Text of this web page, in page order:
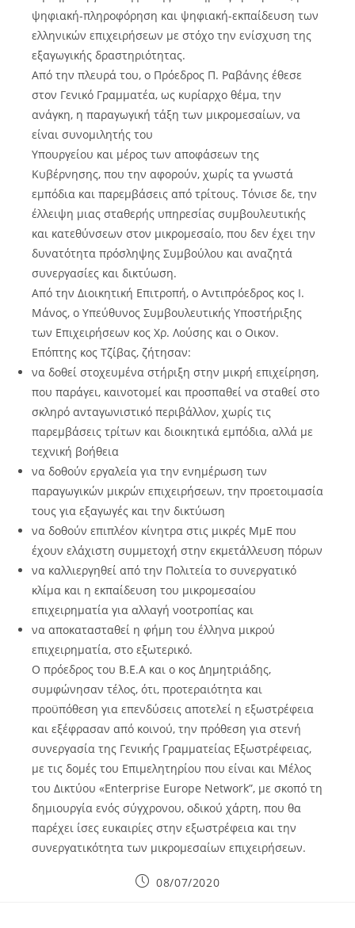
ψηφιακή-πληροφόρηση και ψηφιακή-εκπαίδευση των
ελληνικών επιχειρήσεων με στόχο την ενίσχυση της
εξαγωγικής δραστηριότητας.
Από την πλευρά του, ο Πρόεδρος Π. Ραβάνης έθεσε
στον Γενικό Γραμματέα, ως κυρίαρχο θέμα, την
ανάγκη, η παραγωγική τάξη των μικρομεσαίων, να
είναι συνομιλητής του
Υπουργείου και μέρος των αποφάσεων της
Κυβέρνησης, που την αφορούν, χωρίς τα γνωστά
εμπόδια και παρεμβάσεις από τρίτους. Τόνισε δε, την
έλλειψη μιας σταθερής υπηρεσίας συμβουλευτικής
και κατεθύνσεων στον μικρομεσαίο, που δεν έχει την
δυνατότητα πρόσληψης Συμβούλου και αναζητά
συνεργασίες και δικτύωση.
Από την Διοικητική Επιτροπή, ο Αντιπρόεδρος κος Ι.
Μάνος, ο Υπεύθυνος Συμβουλευτικής Υποστήριξης
των Επιχειρήσεων κος Χρ. Λούσης και ο Οικον.
Επόπτης κος Τζίβας, ζήτησαν:
να δοθεί στοχευμένα στήριξη στην μικρή επιχείρηση,
που παράγει, καινοτομεί και προσπαθεί να σταθεί στο
σκληρό ανταγωνιστικό περιβάλλον, χωρίς τις
παρεμβάσεις τρίτων και διοικητικά εμπόδια, αλλά με
τεχνική βοήθεια
να δοθούν εργαλεία για την ενημέρωση των
παραγωγικών μικρών επιχειρήσεων, την προετοιμασία
τους για εξαγωγές και την δικτύωση
να δοθούν επιπλέον κίνητρα στις μικρές ΜμΕ που
έχουν ελάχιστη συμμετοχή στην εκμετάλλευση πόρων
να καλλιεργηθεί από την Πολιτεία το συνεργατικό
κλίμα και η εκπαίδευση του μικρομεσαίου
επιχειρηματία για αλλαγή νοοτροπίας και
να αποκατασταθεί η φήμη του έλληνα μικρού
επιχειρηματία, στο εξωτερικό.
Ο πρόεδρος του Β.Ε.Α και ο κος Δημητριάδης,
συμφώνησαν τέλος, ότι, προτεραιότητα και
προϋπόθεση για επενδύσεις αποτελεί η εξωστρέφεια
και εξέφρασαν από κοινού, την πρόθεση για στενή
συνεργασία της Γενικής Γραμματείας Εξωστρέφειας,
με τις δομές του Επιμελητηρίου που είναι και Μέλος
του Δικτύου «Enterprise Europe Network”, με σκοπό τη
δημιουργία ενός σύγχρονου, οδικού χάρτη, που θα
παρέχει ίσες ευκαιρίες στην εξωστρέφεια και την
συνεργατικότητα των μικρομεσαίων επιχειρήσεων.
Post08/07/2020